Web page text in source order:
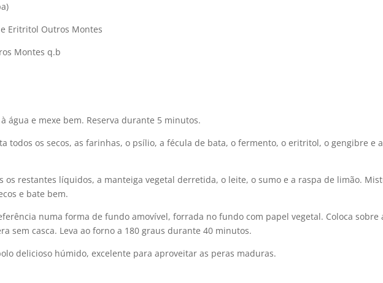
Eritritol Outros Montes
Montes q.b
à água e mexe bem. Reserva durante 5 minutos.
todos os secos, as farinhas, o psílio, a fécula de bata, o fermento, o eritritol, o gengibre e a
os restantes líquidos, a manteiga vegetal derretida, o leite, o sumo e a raspa de limão.
e bate bem.
numa forma de fundo amovível, forrada no fundo com papel vegetal. Coloca sobre
sem casca. Leva ao forno a 180 graus durante 40 minutos.
delicioso húmido, excelente para aproveitar as peras maduras.